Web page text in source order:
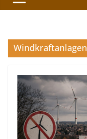
Windkraftanlagen